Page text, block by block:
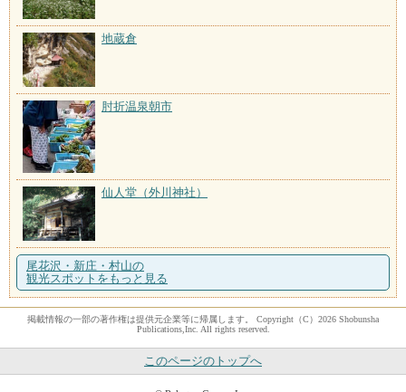
地蔵倉
肘折温泉朝市
仙人堂（外川神社）
尾花沢・新庄・村山の
観光スポットをもっと見る
掲載情報の一部の著作権は提供元企業等に帰属します。 Copyright（C）2026 Shobunsha
Publications,Inc. All rights reserved.
このページのトップへ